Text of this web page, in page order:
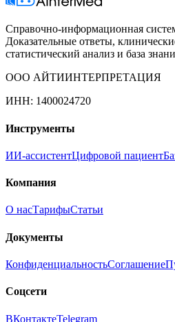
Справочно-информационная
Доказательные ответы,
статистический анализ и база
ООО АЙТИИНТЕРПРЕТАЦИЯ
ИНН: 1400024720
Инструменты
ИИ-ассистентЦифровой пациент
Компания
О насТарифыСтатьи
Документы
КонфиденциальностьСоглашение
Соцсети
ВКонтактеTelegram